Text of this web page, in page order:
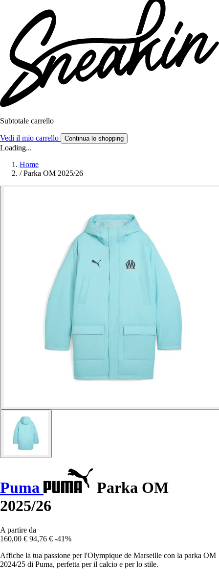
Subtotale carrello
Vedi il mio carrello Continua lo shopping
Loading...
Home
/ Parka OM 2025/26
Puma
Parka OM
2025/26
A partire da
160,00 € 94,76 € -41%
Affiche la tua passione per l'Olympique de Marseille con la parka OM
2024/25 di Puma, perfetta per il calcio e per lo stile.